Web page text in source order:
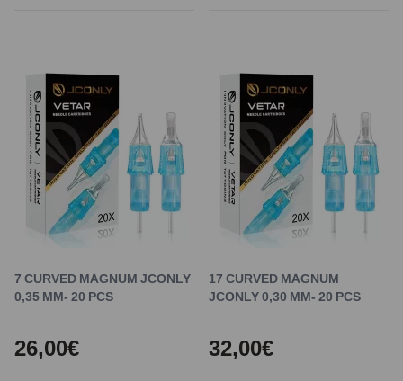
7 CURVED MAGNUM JCONLY
0,35 MM- 20 PCS
26,00€
17 CURVED MAGNUM
JCONLY 0,30 MM- 20 PCS
32,00€